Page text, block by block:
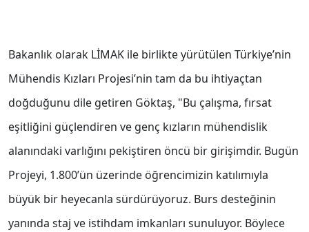
Bakanlık olarak LİMAK ile birlikte yürütülen Türkiye’nin
Mühendis Kızları Projesi’nin tam da bu ihtiyaçtan
doğduğunu dile getiren Göktaş, "Bu çalışma, fırsat
eşitliğini güçlendiren ve genç kızların mühendislik
alanındaki varlığını pekiştiren öncü bir girişimdir. Bugün
Projeyi, 1.800’ün üzerinde öğrencimizin katılımıyla
büyük bir heyecanla sürdürüyoruz. Burs desteğinin
yanında staj ve istihdam imkanları sunuluyor. Böylece